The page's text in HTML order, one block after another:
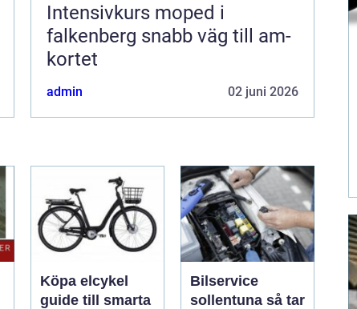
Intensivkurs moped i
falkenberg snabb väg till am-
kortet
admin 02 juni 2026
Köpa elcykel
guide till smarta
Bilservice
sollentuna så tar